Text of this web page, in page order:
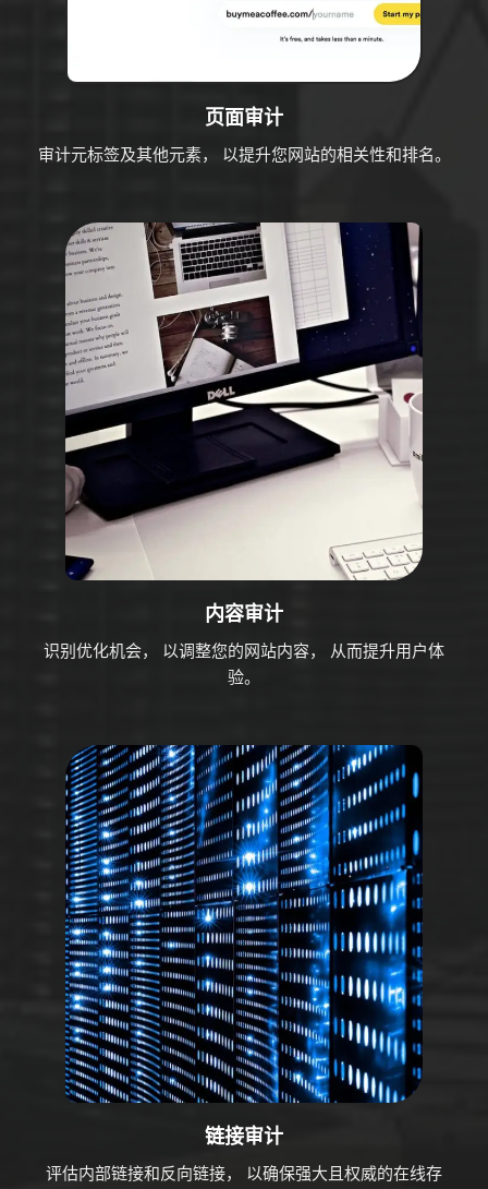
页面审计
审计元标签及其他元素， 以提升您网站的相关性和排名。
内容审计
识别优化机会， 以调整您的网站内容， 从而提升用户体
验。
链接审计
评估内部链接和反向链接， 以确保强大且权威的在线存